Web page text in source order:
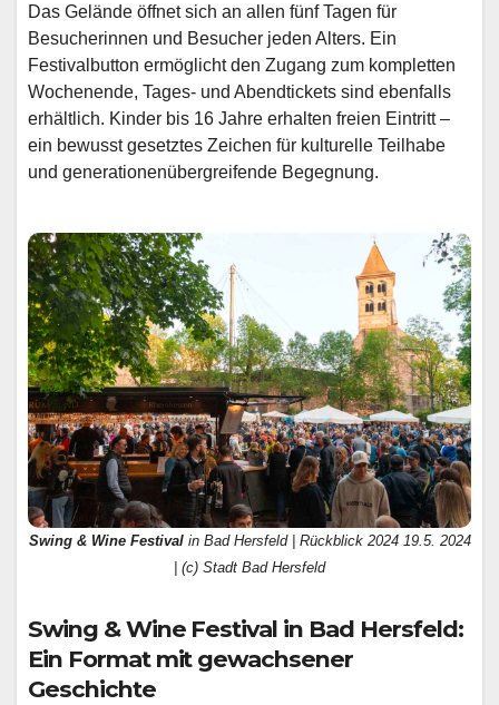
Das Gelände öffnet sich an allen fünf Tagen für
Besucherinnen und Besucher jeden Alters. Ein
Festivalbutton ermöglicht den Zugang zum kompletten
Wochenende, Tages- und Abendtickets sind ebenfalls
erhältlich. Kinder bis 16 Jahre erhalten freien Eintritt –
ein bewusst gesetztes Zeichen für kulturelle Teilhabe
und generationenübergreifende Begegnung.
Swing & Wine Festivalin Bad Hersfeld | Rückblick 2024 19.5. 2024
| (c) Stadt Bad Hersfeld
Swing & Wine Festival in Bad Hersfeld:
Ein Format mit gewachsener
Geschichte